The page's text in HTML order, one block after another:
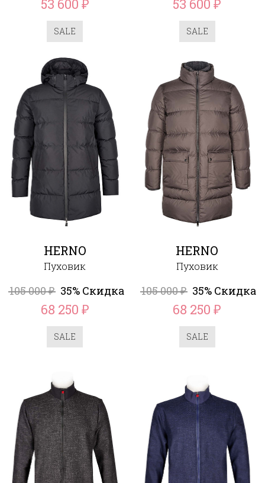
53 600 ₽
SALE
53 600₽
SALE
HERNO
Пуховик
105 000₽ 35% Скидка
68 250 ₽
SALE
HERNO
Пуховик
105 000₽ 35% Скидка
68 250₽
SALE